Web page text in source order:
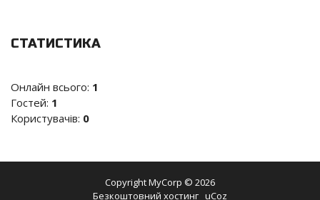
СТАТИСТИКА
Онлайн всього: 1
Гостей: 1
Користувачів: 0
Copyright MyCorp © 2026
Безкоштовний хостинг uCoz